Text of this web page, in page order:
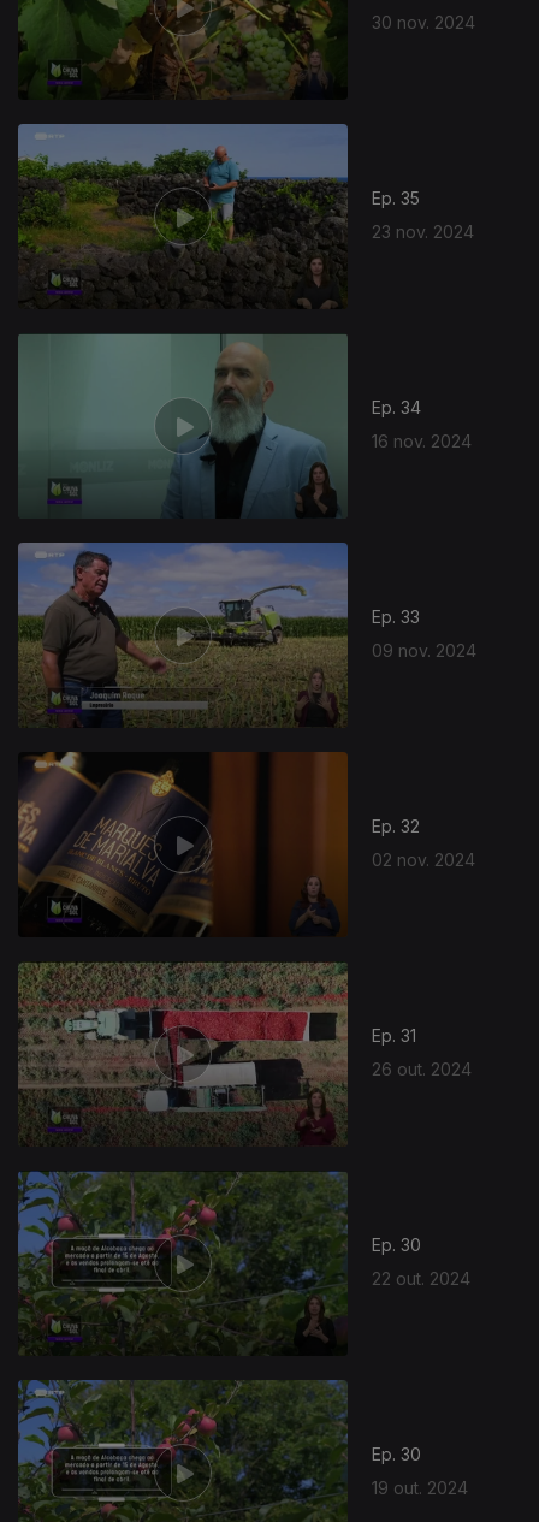
30 nov. 2024
Ep. 35
23 nov. 2024
Ep. 34
16 nov. 2024
Ep. 33
09 nov. 2024
Ep. 32
02 nov. 2024
Ep. 31
26 out. 2024
Ep. 30
22 out. 2024
Ep. 30
19 out. 2024
802899